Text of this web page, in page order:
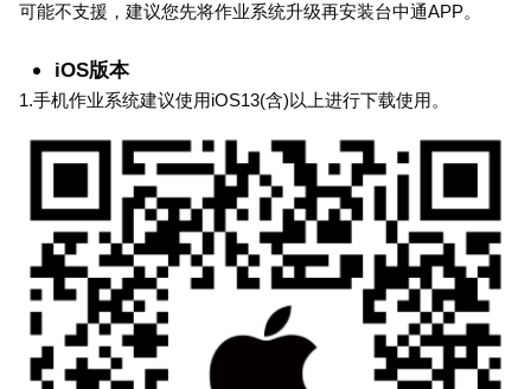
可能不支援，建议您先将作业系统升级再安装台中通APP。
iOS版本
1.手机作业系统建议使用iOS13(含)以上进行下载使用。